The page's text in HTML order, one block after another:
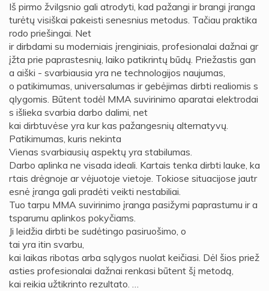
Iš pirmo žvilgsnio gali atrodyti, kad pažangi ir brangi įranga
turėtų visiškai pakeisti senesnius metodus. Tačiau praktika
rodo priešingai. Net
ir dirbdami su moderniais įrenginiais, profesionalai dažnai gr
įžta prie paprastesnių, laiko patikrintų būdų. Priežastis gan
a aiški - svarbiausia yra ne technologijos naujumas,
o patikimumas, universalumas ir gebėjimas dirbti realiomis s
ąlygomis. Būtent todėl MMA suvirinimo aparatai elektrodai
s išlieka svarbia darbo dalimi, net
kai dirbtuvėse yra kur kas pažangesnių alternatyvų.
Patikimumas, kuris nekinta
Vienas svarbiausių aspektų yra stabilumas.
Darbo aplinka ne visada ideali. Kartais tenka dirbti lauke, ka
rtais drėgnoje ar vėjuotoje vietoje. Tokiose situacijose jautr
esnė įranga gali pradėti veikti nestabiliai.
Tuo tarpu MMA suvirinimo įranga pasižymi paprastumu ir a
tsparumu aplinkos pokyčiams.
Ji leidžia dirbti be sudėtingo pasiruošimo, o
tai yra itin svarbu,
kai laikas ribotas arba sąlygos nuolat keičiasi. Dėl šios priež
asties profesionalai dažnai renkasi būtent šį metodą,
kai reikia užtikrinto rezultato. …